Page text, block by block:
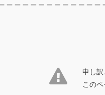
申し訳
この